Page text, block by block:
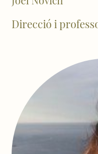
Direcció i